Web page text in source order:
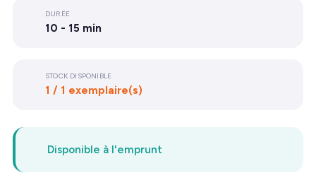
DURÉE
10 - 15 min
STOCK DISPONIBLE
1 / 1 exemplaire(s)
Disponible à l'emprunt